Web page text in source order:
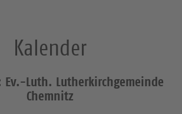
n
Kalender
Ev.-Luth. Lutherkirchgemeinde
Chemnitz